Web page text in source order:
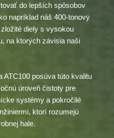
do lepších spôsobov
napríklad náš 400-tonový
diely s vysokou
na ktorých závisia naši
ATC100 posúva túto kvalitu
úroveň čistoty pre
systémy a pokročilé
ktorí rozumejú
hale.